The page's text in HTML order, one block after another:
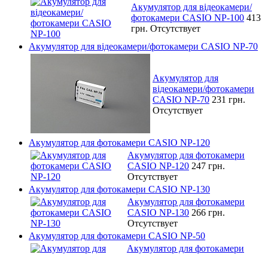
Акумулятор для відеокамери/
фотокамери CASIO NP-100 413
грн. Отсутствует
Акумулятор для відеокамери/фотокамери CASIO NP-70
Акумулятор для
відеокамери/фотокамери
CASIO NP-70 231 грн.
Отсутствует
Акумулятор для фотокамери CASIO NP-120
Акумулятор для фотокамери
CASIO NP-120 247 грн.
Отсутствует
Акумулятор для фотокамери CASIO NP-130
Акумулятор для фотокамери
CASIO NP-130 266 грн.
Отсутствует
Акумулятор для фотокамери CASIO NP-50
Акумулятор для фотокамери